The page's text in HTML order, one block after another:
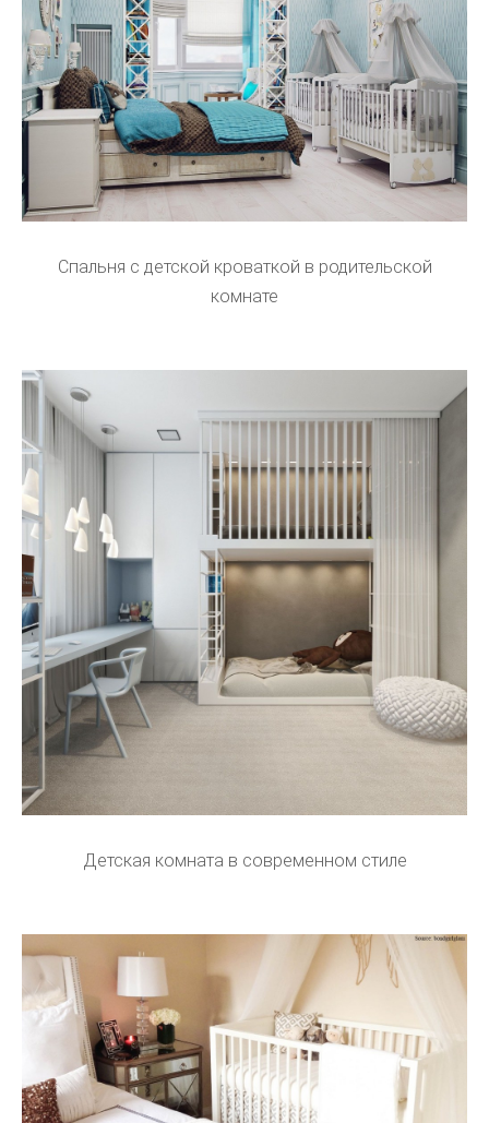
Спальня с детской кроваткой в родительской
комнате
Детская комната в современном стиле